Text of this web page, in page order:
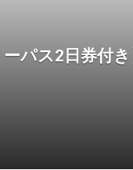
パス2日券付